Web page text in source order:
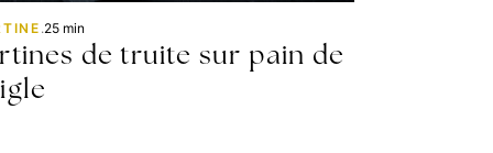
.25 min
de truite sur pain de